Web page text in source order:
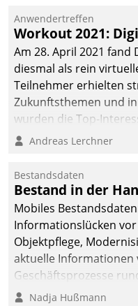
Cloud-Strategien und -
Lösungen mit hohem
Zukunftspotenzial.
Anwendertreffen
Workout 2021:
Am 28. April 2021
diesmal als rein
Teilnehmer erhielten
Zukunftsthemen und
wurden die Top-
Andreas Lerchner
Bestandsdaten
Bestand in der
Mobiles
Informationslücken
Objektpflege,
aktuelle Informationen
Geschäftsprozesse
Nadja Hußmann